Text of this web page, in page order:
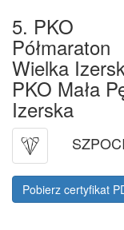
5. PKO
Półmaraton
Wielka
PKO Mała
Izerska
Pobierz certyfikat